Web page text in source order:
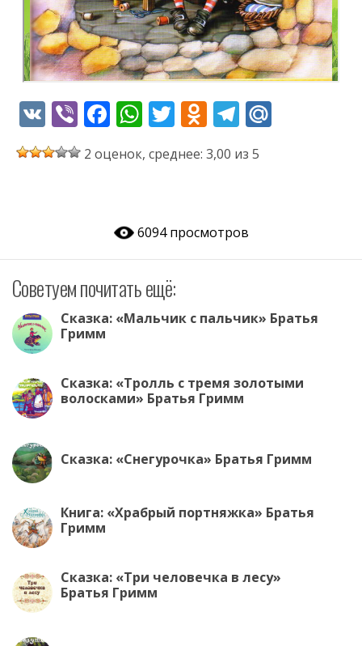
V
K
Vi
b
er
F
e
o
o
k
W
at
p
p
T
itt
O
d
n
as
s
ki
T
el
e
m
2 оценок, среднее: 3,00 из 5
6094 просмотров
Советуем почитать ещё:
Сказка: «Мальчик с пальчик» Братья
Гримм
Сказка: «Тролль с тремя золотыми
волосками» Братья Гримм
Сказка: «Снегурочка» Братья Гримм
Книга: «Храбрый портняжка» Братья
Гримм
Сказка: «Три человечка в лесу»
Братья Гримм